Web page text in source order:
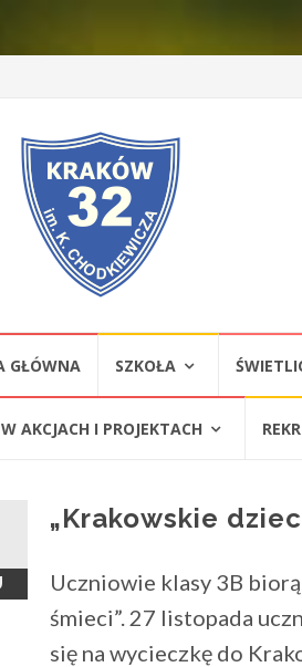
GŁÓWNA SZKOŁA
AKCJACH I PROJEKTACH
„Krakowskie
Uczniowie klasy 3B
śmieci”. 27 listopada
się na wycieczkę do